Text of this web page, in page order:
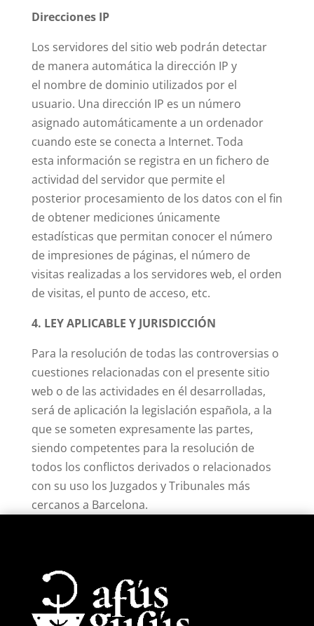
Direcciones IP
Los servidores del sitio web podrán detectar
de manera automática la dirección IP y
el nombre de dominio utilizados por el
usuario. Una dirección IP es un número
asignado automáticamente a un ordenador
cuando este se conecta a Internet. Toda
esta información se registra en un fichero de
actividad del servidor que permite el
posterior procesamiento de los datos con el fin
de obtener mediciones únicamente
estadísticas que permitan conocer el número
de impresiones de páginas, el número de
visitas realizadas a los servidores web, el orden
de visitas, el punto de acceso, etc.
4. LEY APLICABLE Y JURISDICCIÓN
Para la resolución de todas las controversias o
cuestiones relacionadas con el presente sitio
web o de las actividades en él desarrolladas,
será de aplicación la legislación española, a la
que se someten expresamente las partes,
siendo competentes para la resolución de
todos los conflictos derivados o relacionados
con su uso los Juzgados y Tribunales más
cercanos a Barcelona.